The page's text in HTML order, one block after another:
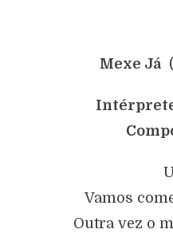
Mexe Já
Vamos
Outra vez o